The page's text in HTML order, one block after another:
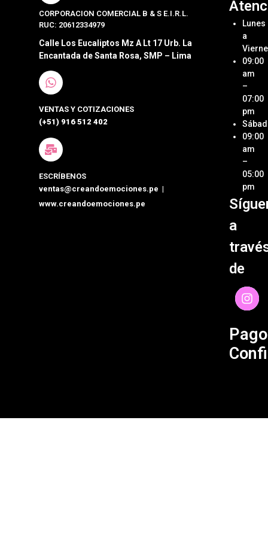
CORPORACION COMERCIAL B & S E.I.R.L.
RUC: 20612334979
Calle Los Eucaliptos Mz A Lt 17 Urb. La
Encantada de Santa Rosa, SMP – Lima
VENTAS Y COTIZACIONES
(+51) 916 512 402
ESCRÍBENOS
ventas@creandoemociones.pe |
www.creandoemociones.pe
Box
Lunch
Ubica
Tienda
de
de
Lunes
a
09:00
am
–
07:00
pm
09:00
am
–
05:00
pm
a
de